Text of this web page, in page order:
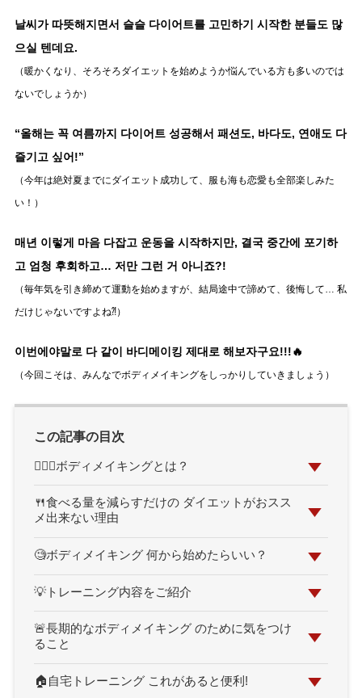
날씨가 따뜻해지면서 슬슬 다이어트를 고민하기 시작한 분들도 많
으실 텐데요.
（暖かくなり、そろそろダイエットを始めようか悩んでいる方も多いのでは
ないでしょうか）
“올해는 꼭 여름까지 다이어트 성공해서 패션도, 바다도, 연애도 다
즐기고 싶어!”
（今年は絶対夏までにダイエット成功して、服も海も恋愛も全部楽しみた
い！）
매년 이렇게 마음 다잡고 운동을 시작하지만, 결국 중간에 포기하
고 엄청 후회하고… 저만 그런 거 아니죠?!
（毎年気を引き締めて運動を始めますが、結局途中で諦めて、後悔して… 私
だけじゃないですよね⁈）
이번에야말로 다 같이 바디메이킹 제대로 해보자구요!!!🔥
（今回こそは、みんなでボディメイキングをしっかりしていきましょう）
この記事の目次
🏋🏻‍♀️ボディメイキングとは？
🍴食べる量を減らすだけの ダイエットがおスス
メ出来ない理由
🧐ボディメイキング 何から始めたらいい？
💡トレーニング内容をご紹介
🚨長期的なボディメイキング のために気をつけ
ること
🏠自宅トレーニング これがあると便利!